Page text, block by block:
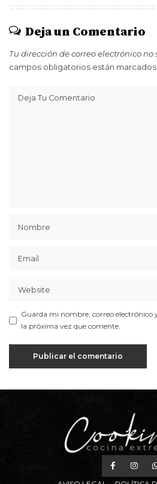
Deja un Comentario
Tu dirección de correo electrónico no
campos obligatorios están
Guarda mi nombre, correo electrónico
la próxima vez que comente.